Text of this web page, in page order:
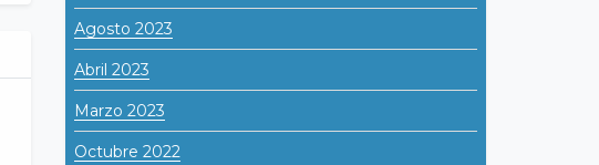
Agosto 2023
Abril 2023
Marzo 2023
Octubre 2022